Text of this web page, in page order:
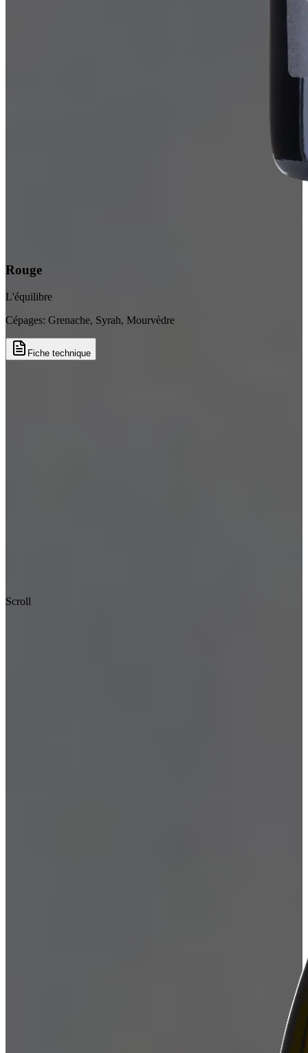
Scroll
Rouge
L'équilibre
Cépages: Grenache, Syrah, Mourvèdre
Fiche technique